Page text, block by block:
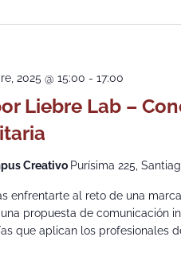
Liebre Lab –
2025 @ 15:00 - 17:00
Creativo Purísima 225,
enfrentarte al reto de una
propuesta de comunicación
que aplican los profesionales